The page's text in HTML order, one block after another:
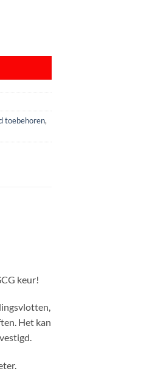
toebehoren,
keur!
Het kan